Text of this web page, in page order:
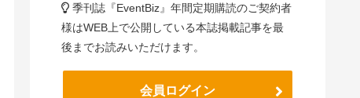
季刊誌『EventBiz』年間定期購読のご契約者
様はWEB上で公開している本誌掲載記事を最
後までお読みいただけます。
会員ログイン